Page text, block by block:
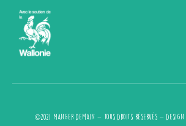
©2021 Manger demain - Tous droits réservés - design